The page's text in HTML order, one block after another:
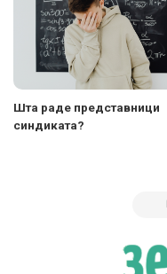
Шта раде представници
синдиката?